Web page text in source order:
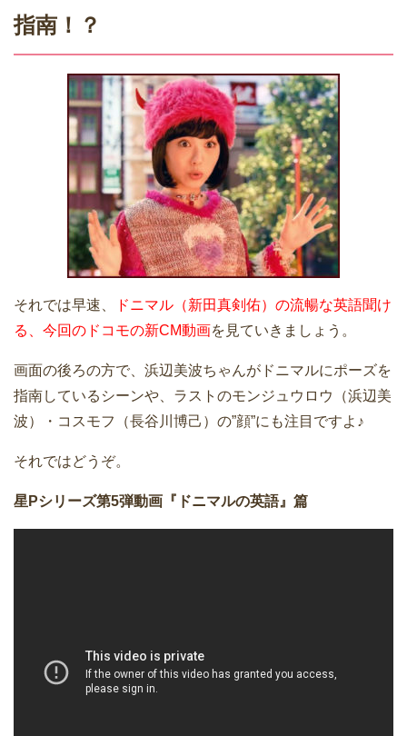
指南！？
それでは早速、
ドニマル（新田真剣佑）の流暢な英語聞け
る、今回のドコモの新CM動画を見ていきましょう。
画面の後ろの方で、浜辺美波ちゃんがドニマルにポーズを
指南しているシーンや、ラストのモンジュウロウ（浜辺美
波）・コスモフ（長谷川博己）の”顔”にも注目ですよ♪
それではどうぞ。
星Pシリーズ第5弾動画『ドニマルの英語』篇